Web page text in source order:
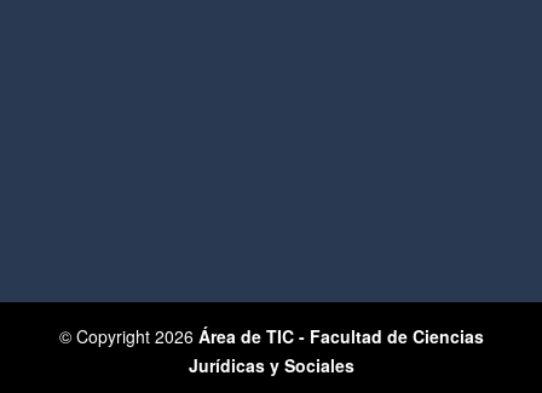
© Copyright 2026 Área de TIC - Facultad de Ciencias
Jurídicas y Sociales